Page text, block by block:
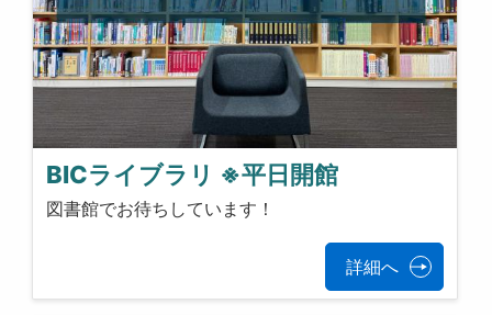
BICライブラリ ※平日開館
図書館でお待ちしています！
詳細へ